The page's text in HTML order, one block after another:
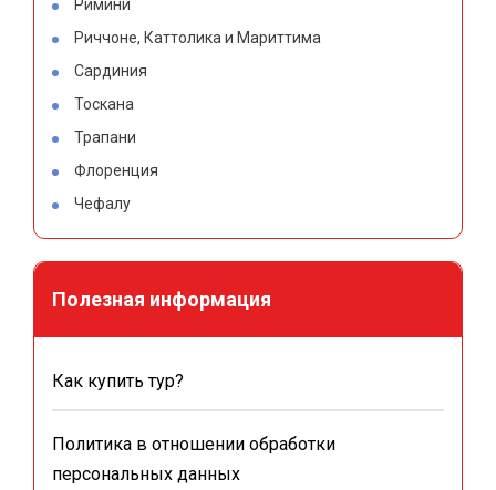
Римини
Риччоне, Каттолика и Мариттима
Сардиния
Тоскана
Трапани
Флоренция
Чефалу
Полезная информация
Как купить тур?
Политика в отношении обработки
персональных данных